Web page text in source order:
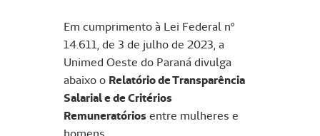
Em cumprimento à Lei Federal nº
14.611, de 3 de julho de 2023, a
Unimed Oeste do Paraná divulga
abaixo o Relatório de Transparência
Salarial e de Critérios
Remuneratóriosentre mulheres e